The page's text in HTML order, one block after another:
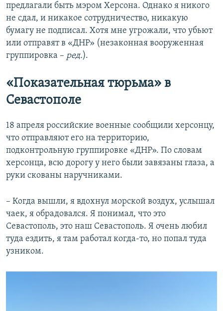
предлагали быть мэром Херсона. Однако я никого
не сдал, и никакое сотрудничество, никакую
бумагу не подписал. Хотя мне угрожали, что убьют
или отправят в «ДНР» (незаконная вооруженная
группировка – ред.).
«Показательная тюрьма» в
Севастополе
18 апреля российские военные сообщили херсонцу,
что отправляют его на территорию,
подконтрольную группировке «ДНР». По словам
херсонца, всю дорогу у него были завязаны глаза, а
руки скованы наручниками.
– Когда вышли, я вдохнул морской воздух, услышал
чаек, я обрадовался. Я понимал, что это
Севастополь, это наш Севастополь. Я очень любил
туда ездить, я там работал когда-то, но попал туда
узником.